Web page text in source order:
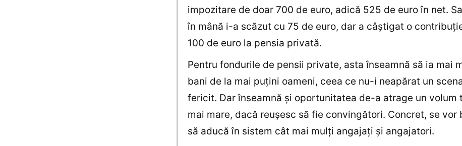
impozitare de doar 700 de euro, adică 525 de euro în net.
în mână i-a scăzut cu 75 de euro, dar a câștigat o
100 de euro la pensia privată.
Pentru fondurile de pensii private, asta înseamnă să ia mai
bani de la mai puțini oameni, ceea ce nu-i neapărat un
fericit. Dar înseamnă și oportunitatea de-a atrage un volum
mai mare, dacă reușesc să fie convingători. Concret, se vor
să aducă în sistem cât mai mulți angajați și angajatori.